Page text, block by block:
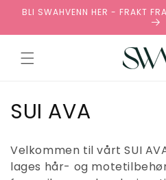
videre til
BLI SWAHVENN HER - FRAKT
S
m
SUI AVA
Velkommen til vårt SUI
lages hår- og